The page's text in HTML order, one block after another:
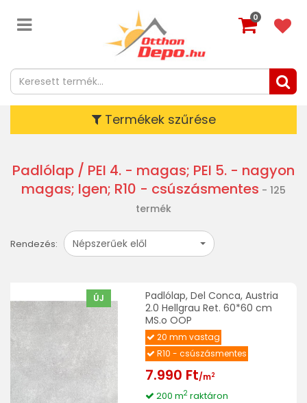
0
Termékek szűrése
Padlólap / PEI 4. - magas; PEI 5. - nagyon
magas; Igen; R10 - csúszásmentes - 125
termék
Rendezés: Népszerűek elől
ÚJ
Padlólap, Del Conca, Austria
2.0 Hellgrau Ret. 60*60 cm
MS.o OOP
20 mm vastag
R10 - csúszásmentes
7.990 Ft/m2
200 m2raktáron